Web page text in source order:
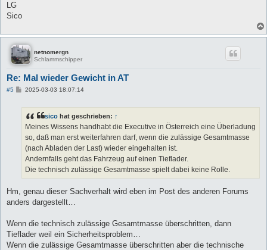
LG
Sico
netnomergn
Schlammschipper
Re: Mal wieder Gewicht in AT
#5
B
a
2025-03-03 18:07:14
sico hat geschrieben: ↑
Meines Wissens handhabt die Executive in Österreich eine Überladung
so, daß man erst weiterfahren darf, wenn die zulässige Gesamtmasse
(nach Abladen der Last) wieder eingehalten ist.
Andernfalls geht das Fahrzeug auf einen Tieflader.
Die technisch zulässige Gesamtmasse spielt dabei keine Rolle.
Hm, genau dieser Sachverhalt wird eben im Post des anderen Forums
anders dargestellt…
Wenn die technisch zulässige Gesamtmasse überschritten, dann
Tieflader weil ein Sicherheitsproblem…
Wenn die zulässige Gesamtmasse überschritten aber die technische